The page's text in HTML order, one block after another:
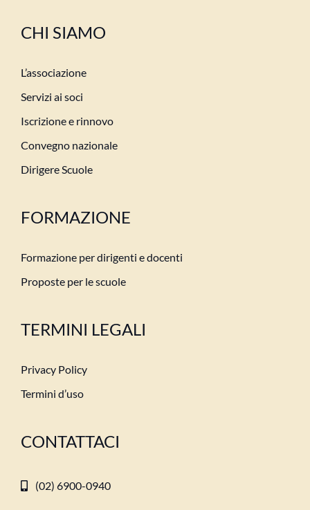
CHI SIAMO
L’associazione
Servizi ai soci
Iscrizione e rinnovo
Convegno nazionale
Dirigere Scuole
FORMAZIONE
Formazione per dirigenti e docenti
Proposte per le scuole
TERMINI LEGALI
Privacy Policy
Termini d’uso
CONTATTACI
(02) 6900-0940